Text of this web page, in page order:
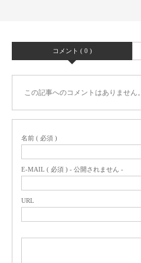
コメント ( 0 )
この記事へのコメントはありません。
名前 ( 必須 )
E-MAIL ( 必須 ) - 公開されません -
URL